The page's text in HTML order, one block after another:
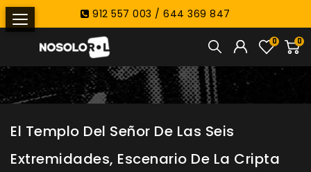
912 557 003 / 644 369 847
0
0
El Templo Del Señor De Las Seis
Extremidades, Escenario De La Cripta